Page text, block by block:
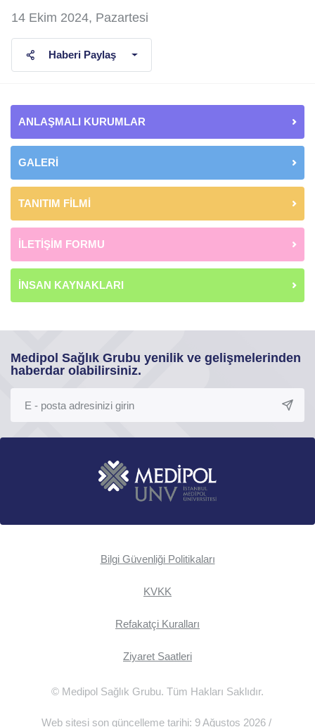
14 Ekim 2024, Pazartesi
Haberi Paylaş
ANLAŞMALI KURUMLAR
GALERİ
TANITIM FİLMİ
İLETİŞİM FORMU
İNSAN KAYNAKLARI
Medipol Sağlık Grubu yenilik ve gelişmelerinden
haberdar olabilirsiniz.
Bilgi Güvenliği Politikaları
KVKK
Refakatçi Kuralları
Ziyaret Saatleri
© Medipol Sağlık Grubu. Tüm Hakları Saklıdır.
Web sitesi son güncelleme tarihi: 9 Ağustos 2026 /